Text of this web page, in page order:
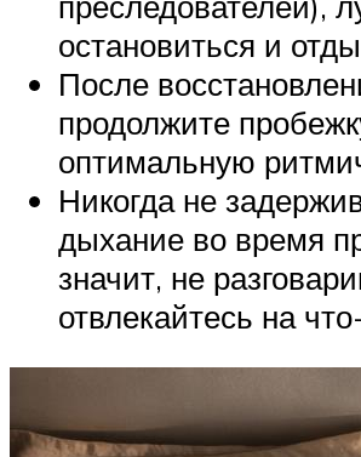
остановиться и
После
продолжите
оптимальную
Никогда не
дыхание во время
значит, не
отвлекайтесь на